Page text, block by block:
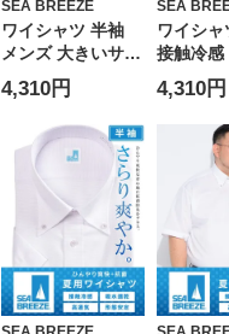
SEA BREEZE
ワイシャツ 半袖
メンズ 大きいサイ
ズ 接触冷感 形態
安定 吸水速乾 ボ
タンダウン Yシャ
ツ SEA BREEZE
シーブリーズ
4,310円
SEA
ワイシ
接触冷感
吸水速
ボタンダ
ャツ 涼
ルビズ
いサイ
ーズ
4,310円